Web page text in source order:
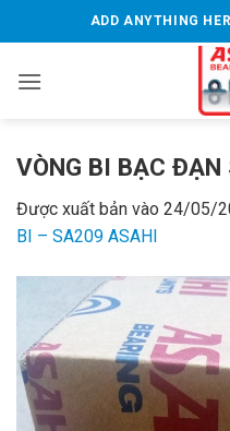
qua
dung
ADD ANYTHING
VÒNG BI BẠC
Được xuất bản vào 24/05/
BI – SA209 ASAHI